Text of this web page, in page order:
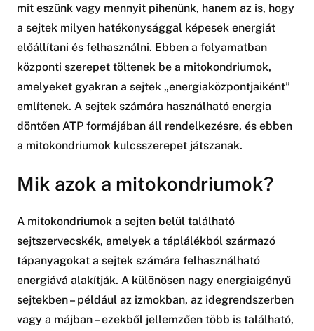
mit eszünk vagy mennyit pihenünk, hanem az is, hogy
a sejtek milyen hatékonysággal képesek energiát
előállítani és felhasználni. Ebben a folyamatban
központi szerepet töltenek be a mitokondriumok,
amelyeket gyakran a sejtek „energiaközpontjaiként”
említenek. A sejtek számára használható energia
döntően ATP formájában áll rendelkezésre, és ebben
a mitokondriumok kulcsszerepet játszanak.
Mik azok a mitokondriumok?
A mitokondriumok a sejten belül található
sejtszervecskék, amelyek a táplálékból származó
tápanyagokat a sejtek számára felhasználható
energiává alakítják. A különösen nagy energiaigényű
sejtekben – például az izmokban, az idegrendszerben
vagy a májban – ezekből jellemzően több is található,